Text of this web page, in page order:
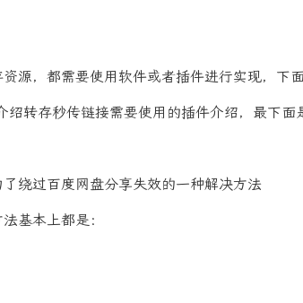
源，都需要使用软件或者插件进行实现，下
绍转存秒传链接需要使用的插件介绍，最下面
绕过百度网盘分享失效的一种解决方法
基本上都是：